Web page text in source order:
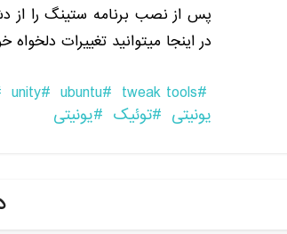
در اینجا میتوانید تغییرات
tweak tools
ubuntu
unity
یونیتی
توئیک یونیتی